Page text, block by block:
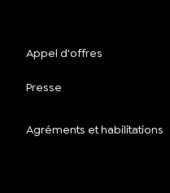
Appel d'offres
Presse
Agréments et habilitations